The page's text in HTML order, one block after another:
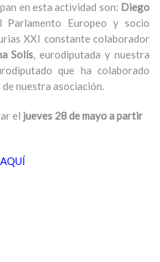
en esta actividad son: Diego
Parlamento Europeo y socio
XXI constante colaborador
Solís, eurodiputada y nuestra
que ha colaborado
nuestra asociación.
el jueves 28 de mayo a partir
AQUÍ